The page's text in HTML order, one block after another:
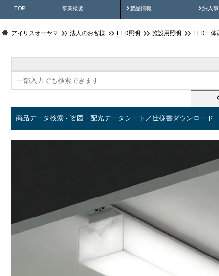
TOP 事業概要 製品情報
製品動画 納入
納
アイリスオーヤマ 法人のお客様 LED照明 施設用照明 LED一体
商品データ検索 - 姿図・配光データシート／仕様書ダウンロード